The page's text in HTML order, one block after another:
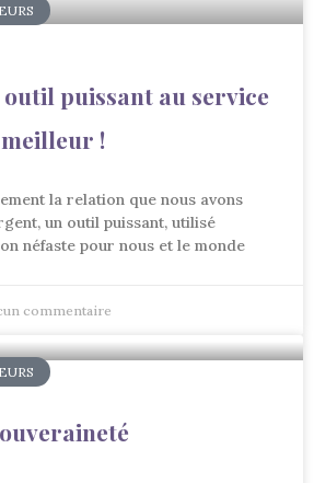
outil puissant au service
meilleur !
la relation que nous avons
un outil puissant, utilisé
néfaste pour nous et le monde
commentaire